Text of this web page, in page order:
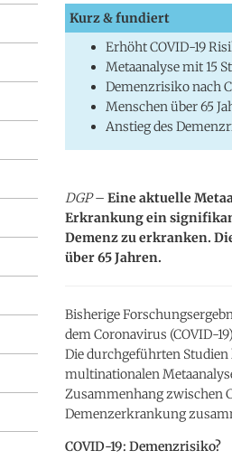
Kurz & fundiert
Erhöht COVID-19
Metaanalyse mit 15
Demenzrisiko nach
Menschen über 65
Anstieg des
DGP– Eine aktuelle
Erkrankung ein
Demenz zu erkranken.
über 65 Jahren.
Bisherige
dem Coronavirus (COVID-
Die durchgeführten Studien
multinationalen
Zusammenhang zwischen
Demenzerkrankung
COVID-19: Demenzrisiko?